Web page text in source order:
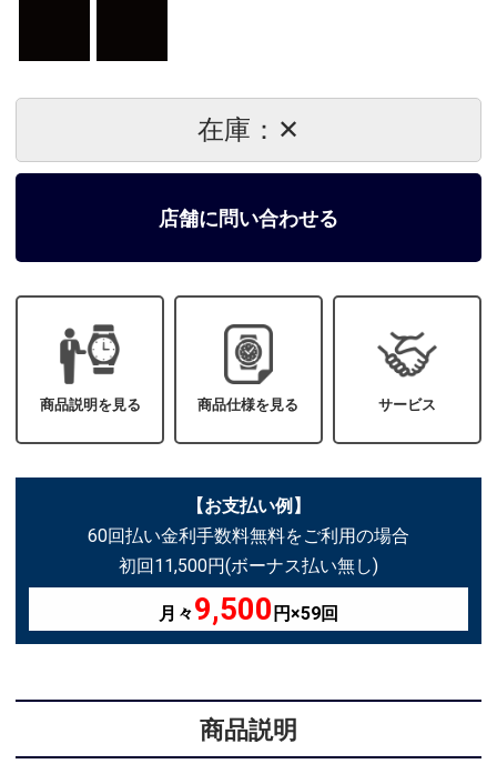
在庫：✕
店舗に問い合わせる
商品説明を見る 商品仕様を見る サービス
【お支払い例】
60回払い金利手数料無料をご利用の場合
初回11,500円(ボーナス払い無し)
月々9,500 円×59回
商品説明